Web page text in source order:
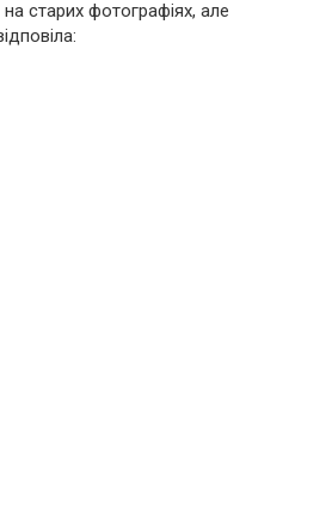
на старих фотографіях, але